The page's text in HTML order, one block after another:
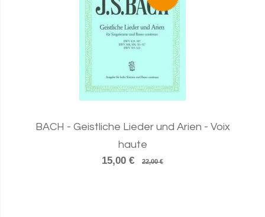
BACH - Geistliche Lieder und Arien - Voix
haute
15,00 €
22,00 €